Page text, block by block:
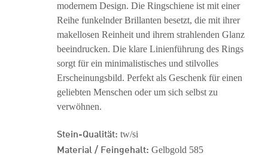
modernem Design. Die Ringschiene ist mit einer
Reihe funkelnder Brillanten besetzt, die mit ihrer
makellosen Reinheit und ihrem strahlenden Glanz
beeindrucken. Die klare Linienführung des Rings
sorgt für ein minimalistisches und stilvolles
Erscheinungsbild. Perfekt als Geschenk für einen
geliebten Menschen oder um sich selbst zu
verwöhnen.
Stein-Qualität: tw/si
Material / Feingehalt: Gelbgold 585